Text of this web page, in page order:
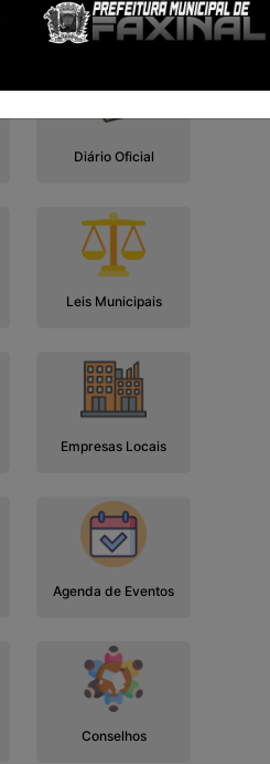
Diário Oficial
Leis Municipais
Empresas Locais
Agenda de Eventos
Conselhos